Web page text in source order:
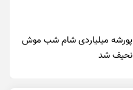
پورشه میلیاردی شام شب موش‌
نحیف شد